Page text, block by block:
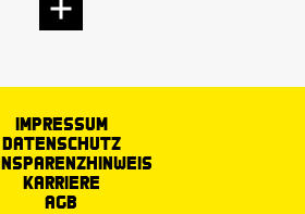
Impressum
Datenschutz
Karriere
AGB